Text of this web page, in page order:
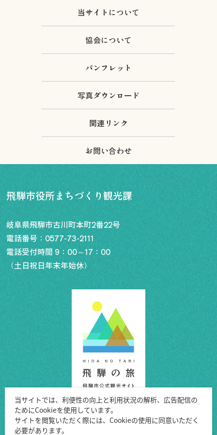
行きたいリスト
アクセス
飛騨市の６つの魅力
ひだじまん図鑑
交通機関・道路情報
当サイトについて
協会について
パンフレット
写真ダウンロード
関連リンク
お問い合わせ
飛騨市役所まちづくり観光課
岐阜県飛騨市古川町本町2番22号
電話番号： 0577-73-2111
電話受付時間 9：00～17：00
（土日祝日年末年始休）
Copyright ©Hida City.
当サイトでは、利便性の向上と利用状況の解析、広告配信の
ためにCookieを使用しています。
サイトを閲覧いただく際には、Cookieの使用に同意いただく
必要があります。